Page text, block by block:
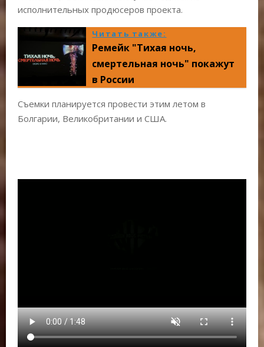
исполнительных продюсеров проекта.
Читать также:
Ремейк "Тихая ночь,
смертельная ночь" покажут
в России
Съемки планируется провести этим летом в
Болгарии, Великобритании и США.